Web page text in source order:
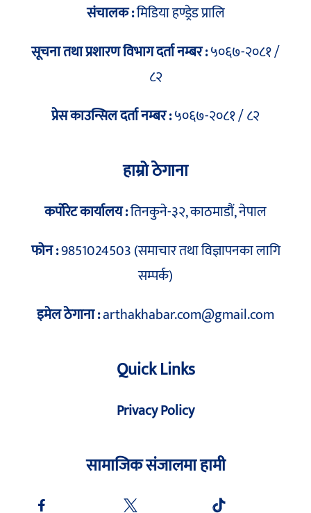
संचालक :मिडिया हण्ड्रेड प्रालि
सूचना तथा प्रशारण विभाग दर्ता नम्बर :५०६७-२०८१ /
८२
प्रेस काउन्सिल दर्ता नम्बर :५०६७-२०८१ / ८२
हाम्रो ठेगाना
कर्पोरेट कार्यालय :तिनकुने-३२, काठमाडौं, नेपाल
फोन :9851024503 (समाचार तथा विज्ञापनका लागि
सम्पर्क)
इमेल ठेगाना :arthakhabar.com@gmail.com
Quick Links
Privacy Policy
सामाजिक संजालमा हामी